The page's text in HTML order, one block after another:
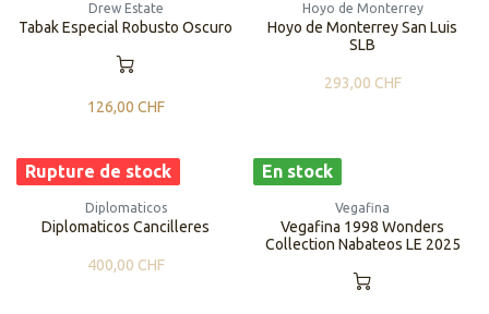
Drew Estate
Tabak Especial Robusto Oscuro
126,00 CHF
Hoyo de Monterrey
Hoyo de Monterrey San Luis
SLB
293,00 CHF
Rupture de stock
Diplomaticos
Diplomaticos Cancilleres
400,00 CHF
En stock
Vegafina
Vegafina 1998 Wonders
Collection Nabateos LE 2025